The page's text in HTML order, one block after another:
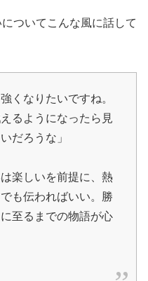
ついてこんな風に話して
くなりたいですね。
るようになったら見
だろうな」
楽しいを前提に、熱
も伝わればいい。勝
至るまでの物語が心